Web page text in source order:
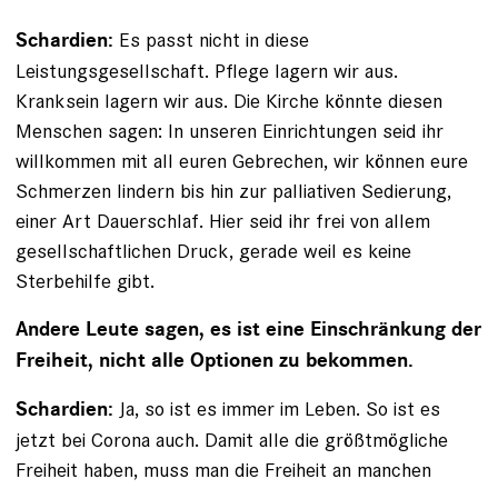
Schardien: Es passt nicht in diese
Leistungsgesellschaft. Pflege lagern wir aus.
Kranksein lagern wir aus. Die Kirche könnte diesen
Menschen sagen: In unseren Einrichtungen seid ihr
willkommen mit all euren Gebrechen, wir können eure
Schmerzen lindern bis hin zur palliativen Sedierung,
einer Art Dauerschlaf. Hier seid ihr frei von allem
gesellschaftlichen Druck, gerade weil es keine
Sterbehilfe gibt.
Andere Leute sagen, es ist eine Einschränkung der
­Freiheit, nicht alle Optionen zu bekommen.
Schardien: Ja, so ist es immer im Leben. So ist es
jetzt bei Corona auch. Damit alle die größtmögliche
Freiheit haben, muss man die Freiheit an manchen